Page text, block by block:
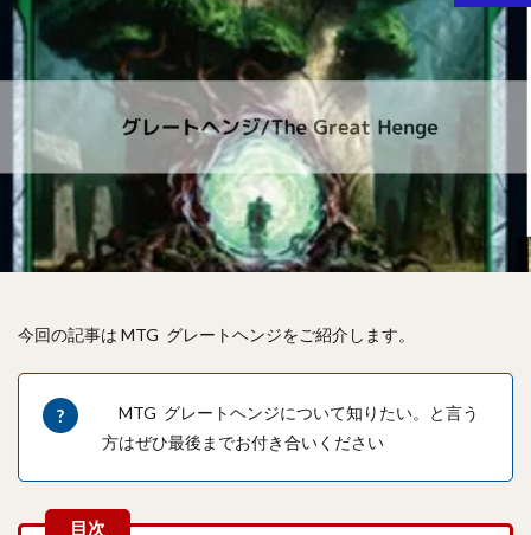
今回の記事は MTG グレートヘンジをご紹介します。
MTG グレートヘンジについて知りたい。と言う
方はぜひ最後までお付き合いください